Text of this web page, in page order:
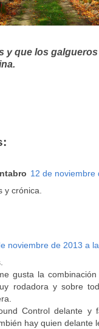
y que los
12 de noviembre
y crónica.
noviembre de 2013 a
gusta la
rodadora y sobre
Control delante y
hay quien delante